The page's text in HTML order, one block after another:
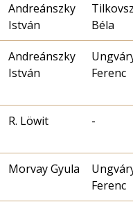
Andreánszky
István
Béla
Andreánszky
István
Ferenc
R. Löwit -
Morvay Gyula
Ferenc